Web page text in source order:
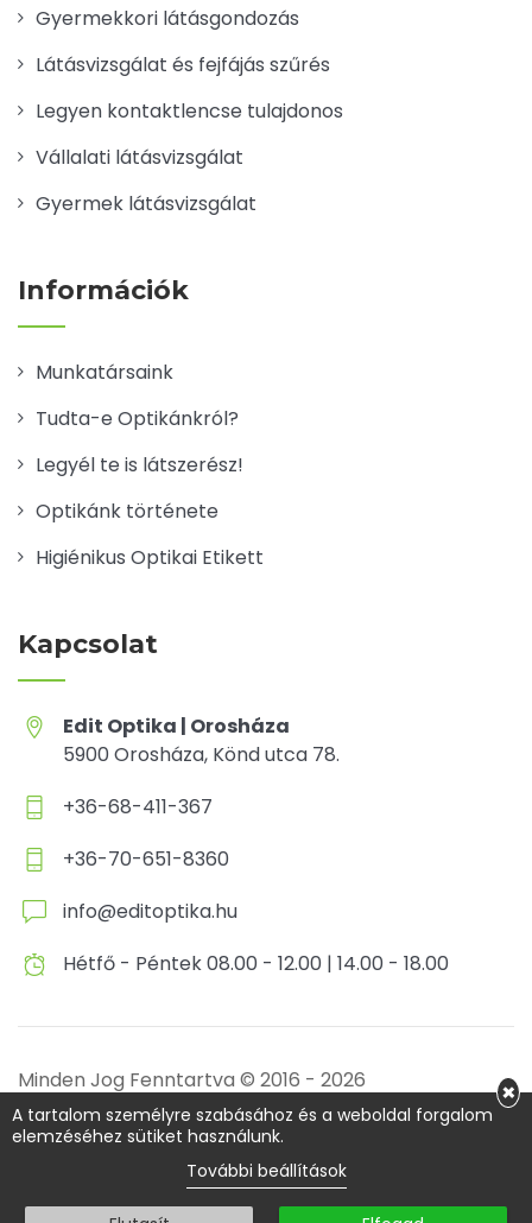
Gyermekkori látásgondozás
Látásvizsgálat és fejfájás szűrés
Legyen kontaktlencse tulajdonos
Vállalati látásvizsgálat
Gyermek látásvizsgálat
Információk
Munkatársaink
Tudta-e Optikánkról?
Legyél te is látszerész!
Optikánk története
Higiénikus Optikai Etikett
Kapcsolat
Edit Optika | Orosháza
5900 Orosháza, Könd utca 78.
+36-68-411-367
+36-70-651-8360
info@editoptika.hu
Hétfő - Péntek 08.00 - 12.00 | 14.00 - 18.00
Minden Jog Fenntartva © 2016 - 2026
Adatkezelési tájékoztató
Sütik
A weboldalt készítette és üzemelteti:
Stúdió
A tartalom személyre szabásához és a weboldal forgalom
elemzéséhez sütiket használunk.
További beállítások
×